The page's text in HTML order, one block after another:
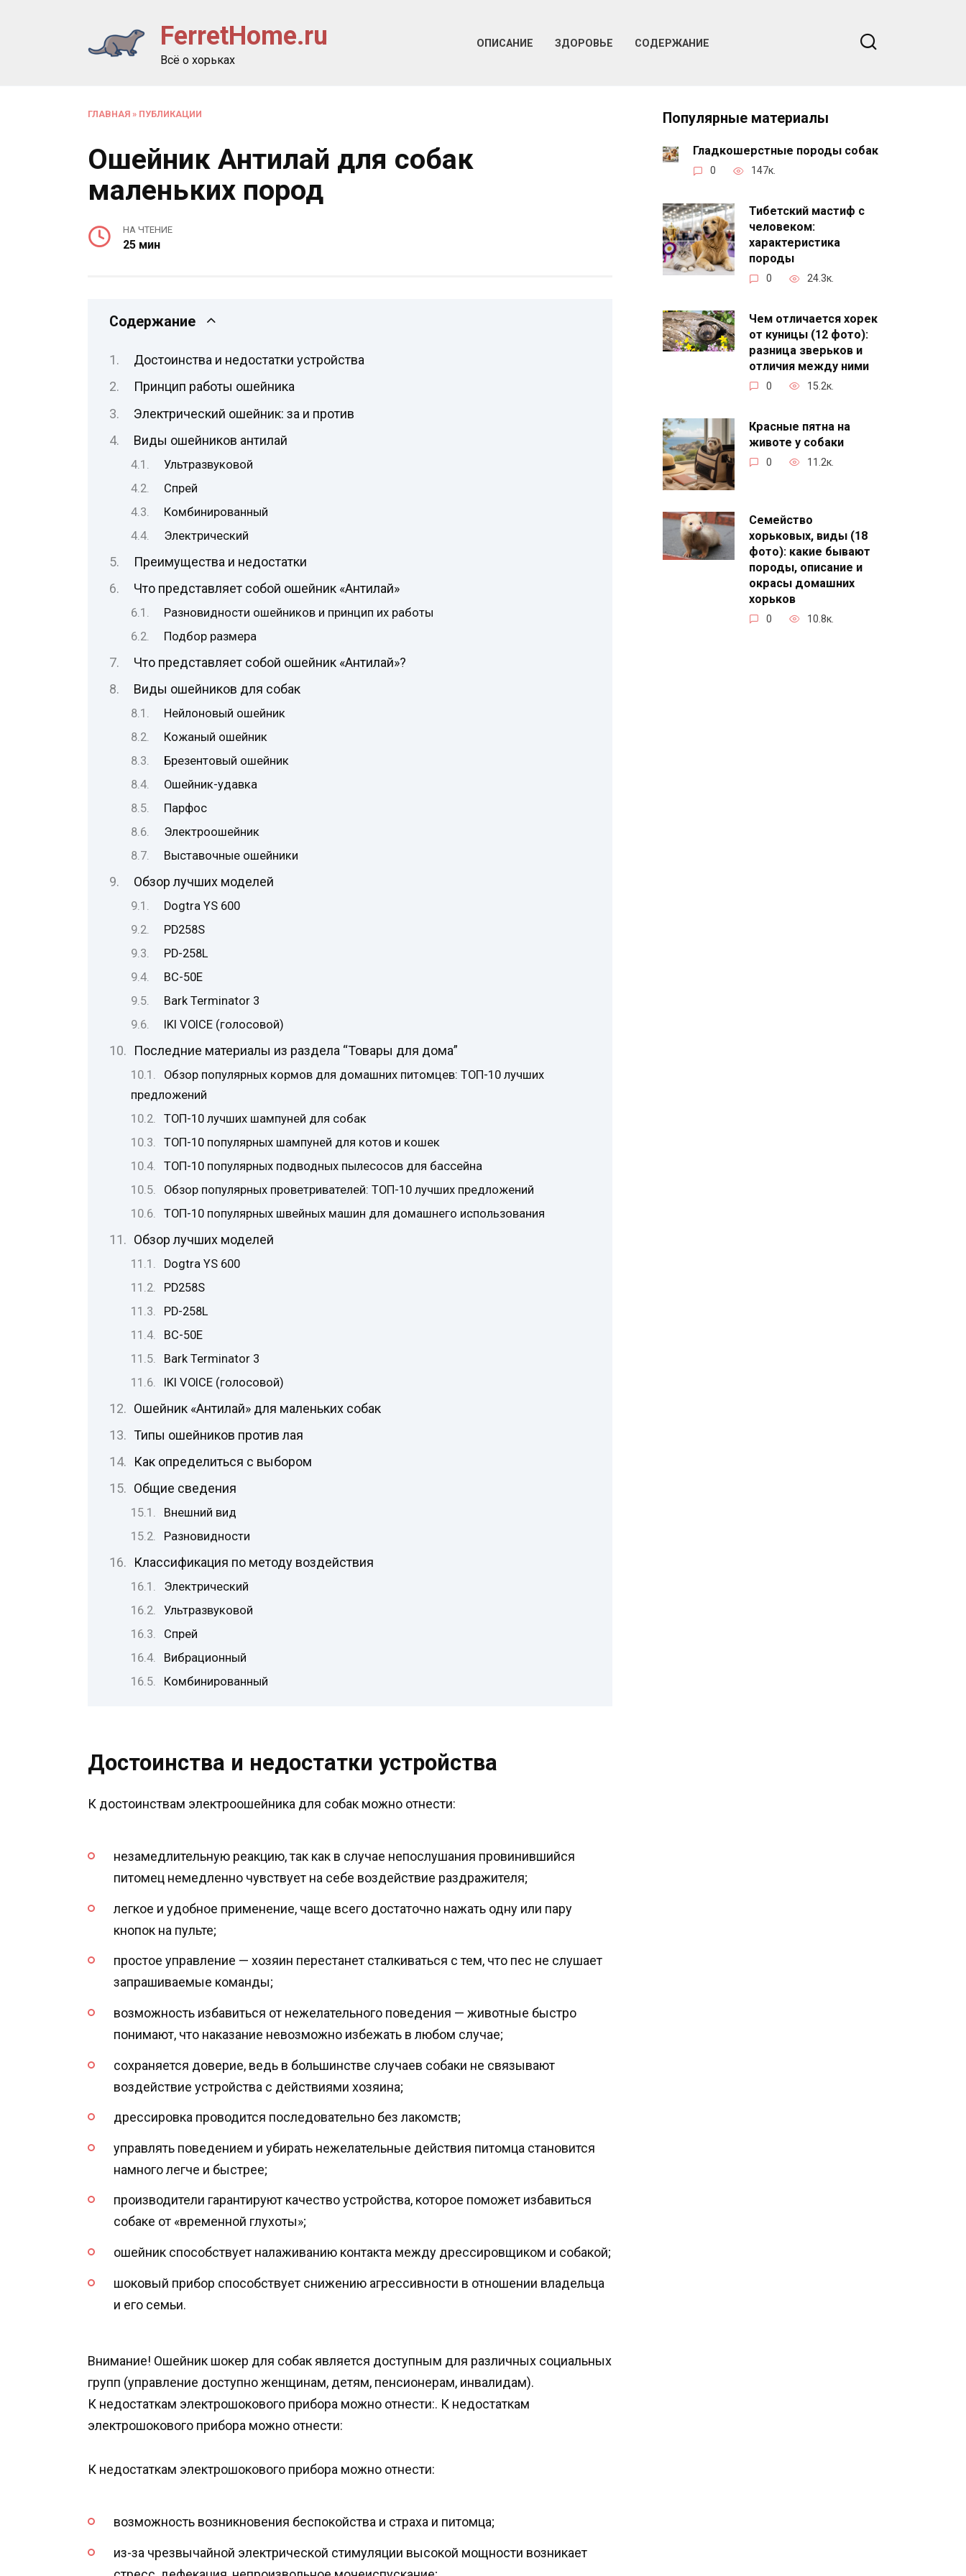
FerretHome.ru
Всё о хорьках
ОПИСАНИЕ ЗДОРОВЬЕ СОДЕРЖАНИЕ
ГЛАВНАЯ » ПУБЛИКАЦИИ
Ошейник Антилай для собак
маленьких пород
НА ЧТЕНИЕ
25 мин
Содержание
Достоинства и недостатки устройства
Принцип работы ошейника
Электрический ошейник: за и против
Виды ошейников антилай
Ультразвуковой
Спрей
Комбинированный
Электрический
Преимущества и недостатки
Что представляет собой ошейник «Антилай»
Разновидности ошейников и принцип их работы
Подбор размера
Что представляет собой ошейник «Антилай»?
Виды ошейников для собак
Нейлоновый ошейник
Кожаный ошейник
Брезентовый ошейник
Ошейник-удавка
Парфос
Электроошейник
Выставочные ошейники
Обзор лучших моделей
Dogtra YS 600
PD258S
PD-258L
BC-50E
Bark Terminator 3
IKI VOICE (голосовой)
Последние материалы из раздела “Товары для дома”
Обзор популярных кормов для домашних питомцев: ТОП-10 лучших
предложений
ТОП-10 лучших шампуней для собак
ТОП-10 популярных шампуней для котов и кошек
ТОП-10 популярных подводных пылесосов для бассейна
Обзор популярных проветривателей: ТОП-10 лучших предложений
ТОП-10 популярных швейных машин для домашнего использования
Обзор лучших моделей
Dogtra YS 600
PD258S
PD-258L
BC-50E
Bark Terminator 3
IKI VOICE (голосовой)
Ошейник «Антилай» для маленьких собак
Типы ошейников против лая
Как определиться с выбором
Общие сведения
Внешний вид
Разновидности
Классификация по методу воздействия
Электрический
Ультразвуковой
Спрей
Вибрационный
Комбинированный
Достоинства и недостатки устройства
К достоинствам электроошейника для собак можно отнести:
незамедлительную реакцию, так как в случае непослушания провинившийся
питомец немедленно чувствует на себе воздействие раздражителя;
легкое и удобное применение, чаще всего достаточно нажать одну или пару
кнопок на пульте;
простое управление — хозяин перестанет сталкиваться с тем, что пес не слушает
запрашиваемые команды;
возможность избавиться от нежелательного поведения — животные быстро
понимают, что наказание невозможно избежать в любом случае;
сохраняется доверие, ведь в большинстве случаев собаки не связывают
воздействие устройства с действиями хозяина;
дрессировка проводится последовательно без лакомств;
управлять поведением и убирать нежелательные действия питомца становится
намного легче и быстрее;
производители гарантируют качество устройства, которое поможет избавиться
собаке от «временной глухоты»;
ошейник способствует налаживанию контакта между дрессировщиком и собакой;
шоковый прибор способствует снижению агрессивности в отношении владельца
и его семьи.
Внимание! Ошейник шокер для собак является доступным для различных социальных
групп (управление доступно женщинам, детям, пенсионерам, инвалидам).
К недостаткам электрошокового прибора можно отнести:. К недостаткам
электрошокового прибора можно отнести:
К недостаткам электрошокового прибора можно отнести:
возможность возникновения беспокойства и страха и питомца;
из-за чрезвычайной электрической стимуляции высокой мощности возникает
Популярные материалы
Гладкошерстные породы собак
0 147к.
Тибетский мастиф с
человеком:
характеристика
породы
0 24.3к.
Чем отличается хорек
от куницы (12 фото):
разница зверьков и
отличия между ними
0 15.2к.
Красные пятна на
животе у собаки
0 11.2к.
Семейство
хорьковых, виды (18
фото): какие бывают
породы, описание и
окрасы домашних
хорьков
0 10.8к.